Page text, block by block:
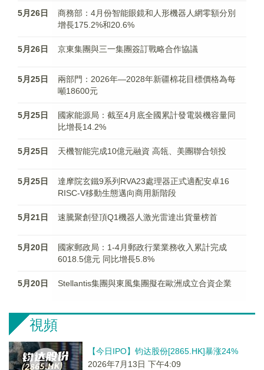
5月26日
商務部：4月份智能眼鏡和人形機器人網零額分別
增長175.2%和20.6%
5月26日 京東集團與三一集團簽訂戰略合作協議
5月25日
兩部門：2026年—2028年新疆棉花目標價格為每
噸18600元
5月25日
國家能源局：截至4月底全國累計發電裝機容量同
比增長14.2%
5月25日 天機智能完成10億元融資 高瓴、美團聯合領投
5月25日
達摩院玄鐵9系列RVA23處理器正式適配安卓16
RISC-V移動生態邁向商用新階段
5月21日 速騰聚創登頂Q1機器人激光雷達出貨量榜首
5月20日
國家郵政局：1-4月郵政行業業務收入累計完成
6018.5億元 同比增長5.8%
5月20日 Stellantis集團與東風集團擬在歐洲成立合資企業
視頻
【今日IPO】钧达股份[2865.HK]暴涨24%
2026年7月13日 下午4:09